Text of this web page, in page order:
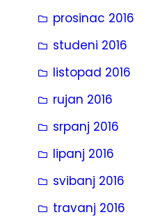
prosinac 2016
studeni 2016
listopad 2016
rujan 2016
srpanj 2016
lipanj 2016
svibanj 2016
travanj 2016